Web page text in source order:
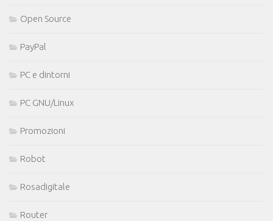
Open Source
PayPal
PC e dintorni
PC GNU/Linux
Promozioni
Robot
Rosadigitale
Router